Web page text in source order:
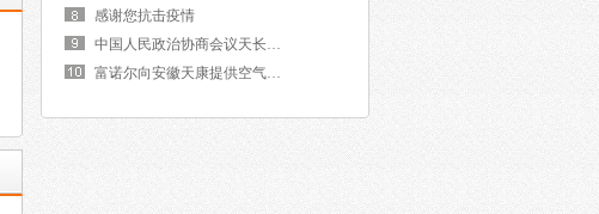
感谢您抗击疫情
中国人民政治协商会议天长市委员会主席董视察
富诺尔向安徽天康提供空气压缩设备